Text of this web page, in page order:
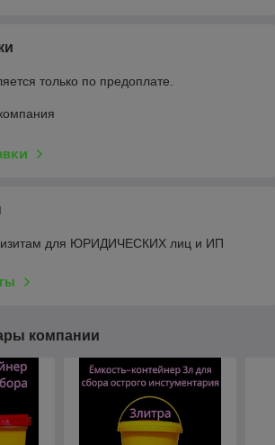
только по предоплате.
для ЮРИДИЧЕСКИХ лиц и ИП
компании